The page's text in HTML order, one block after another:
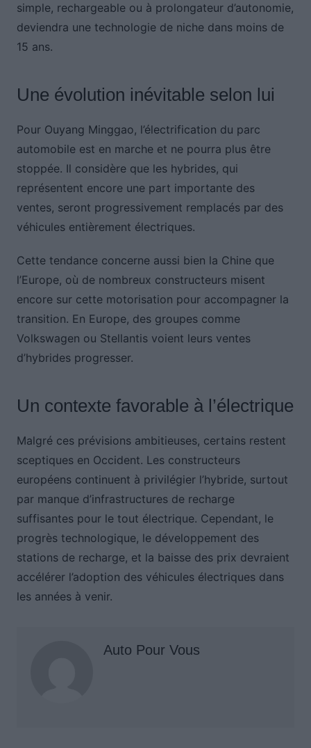
simple, rechargeable ou à prolongateur d’autonomie,
deviendra une technologie de niche dans moins de
15 ans.
Une évolution inévitable selon lui
Pour Ouyang Minggao, l’électrification du parc
automobile est en marche et ne pourra plus être
stoppée. Il considère que les hybrides, qui
représentent encore une part importante des
ventes, seront progressivement remplacés par des
véhicules entièrement électriques.
Cette tendance concerne aussi bien la Chine que
l’Europe, où de nombreux constructeurs misent
encore sur cette motorisation pour accompagner la
transition. En Europe, des groupes comme
Volkswagen ou Stellantis voient leurs ventes
d’hybrides progresser.
Un contexte favorable à l’électrique
Malgré ces prévisions ambitieuses, certains restent
sceptiques en Occident. Les constructeurs
européens continuent à privilégier l’hybride, surtout
par manque d’infrastructures de recharge
suffisantes pour le tout électrique. Cependant, le
progrès technologique, le développement des
stations de recharge, et la baisse des prix devraient
accélérer l’adoption des véhicules électriques dans
les années à venir.
Auto Pour Vous